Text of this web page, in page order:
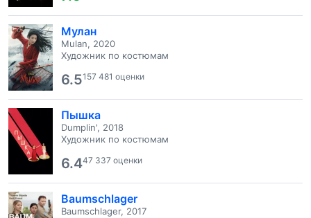
Мулан
Mulan, 2020
Художник по костюмам
6.5157 481 оценки
Пышка
Dumplin', 2018
Художник по костюмам
6.447 337 оценки
Baumschlager
Baumschlager, 2017